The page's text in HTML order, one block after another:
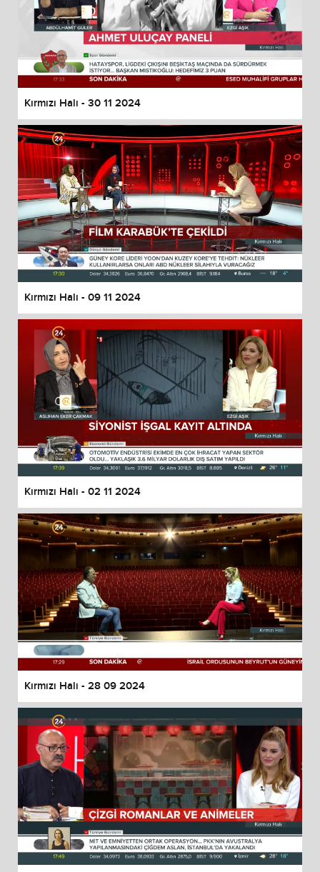
Kırmızı Halı - 30 11 2024
Kırmızı Halı - 09 11 2024
Kırmızı Halı - 02 11 2024
Kırmızı Halı - 28 09 2024